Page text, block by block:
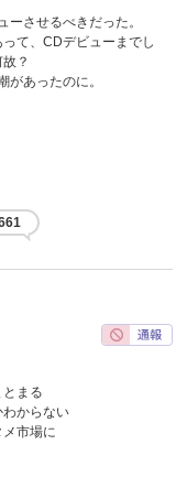
させるべきだった。
て、CDデビューまでし
？
があったのに。
まる
からない
市場に